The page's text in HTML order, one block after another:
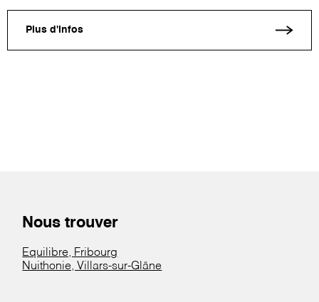
Plus d'infos
Nous trouver
Equilibre, Fribourg
Nuithonie, Villars-sur-Glâne